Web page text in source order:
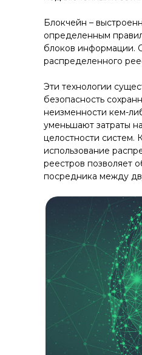
Блокчейн –
определенным
блоков информации.
распределенного
Эти технологии
безопасность
неизменности кем-
уменьшают затраты
целостности систем.
использование
реестров позволяет
посредника между